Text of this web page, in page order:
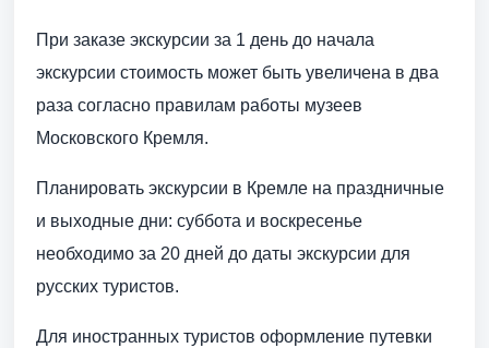
При заказе экскурсии за 1 день до начала
экскурсии стоимость может быть увеличена в два
раза согласно правилам работы музеев
Московского Кремля.
Планировать экскурсии в Кремле на праздничные
и выходные дни: суббота и воскресенье
необходимо за 20 дней до даты экскурсии для
русских туристов.
Для иностранных туристов оформление путевки